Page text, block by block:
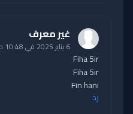
غير معرف
6 يناير 2025 في 10:48 م
Fiha 5ir
Fiha 5ir
Fin hani
رد